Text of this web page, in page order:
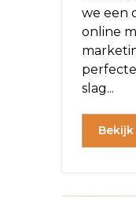
we een
online
slag...